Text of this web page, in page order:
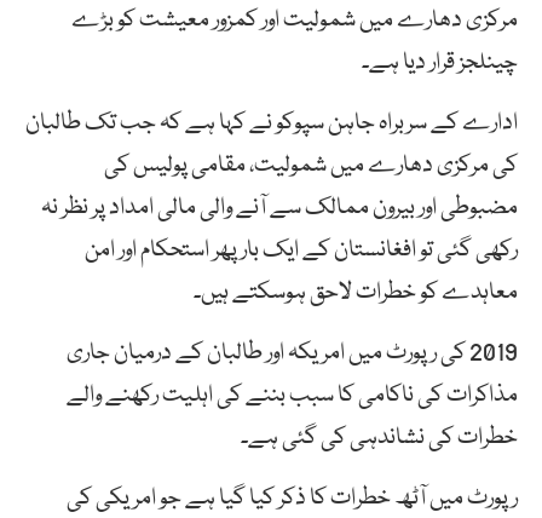
مرکزی دھارے میں شمولیت اور کمزور معیشت کو بڑے
چینلجز قرار دیا ہے۔
ادارے کے سربراہ جاہن سپوکو نے کہا ہے کہ جب تک طالبان
کی مرکزی دھارے میں شمولیت، مقامی پولیس کی
مضبوطی اور بیرون ممالک سے آنے والی مالی امداد پر نظر نہ
رکھی گئی تو افغانستان کے ایک بار پھر استحکام اور امن
معاہدے کو خطرات لاحق ہوسکتے ہیں۔
2019 کی رپورٹ میں امریکہ اور طالبان کے درمیان جاری
مذاکرات کی ناکامی کا سبب بننے کی اہلیت رکھنے والے
خطرات کی نشاندہی کی گئی ہے۔
رپورٹ میں آٹھ خطرات کا ذکر کیا گیا ہے جو امریکی کی